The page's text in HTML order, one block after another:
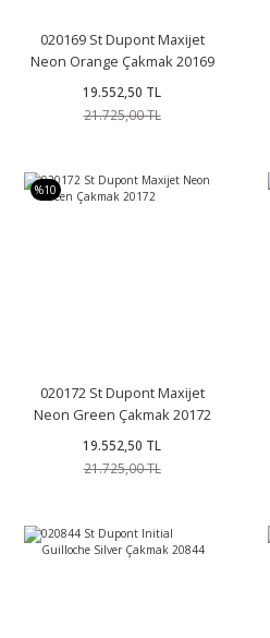
020169 St Dupont Maxijet
Neon Orange Çakmak 20169
19.552,50 TL
21.725,00 TL
%10
020172 St Dupont Maxijet
Neon Green Çakmak 20172
19.552,50 TL
21.725,00 TL